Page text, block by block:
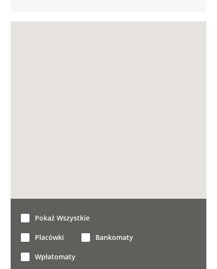
Pokaż Wszystkie
Placówki Bankomaty
Wpłatomaty